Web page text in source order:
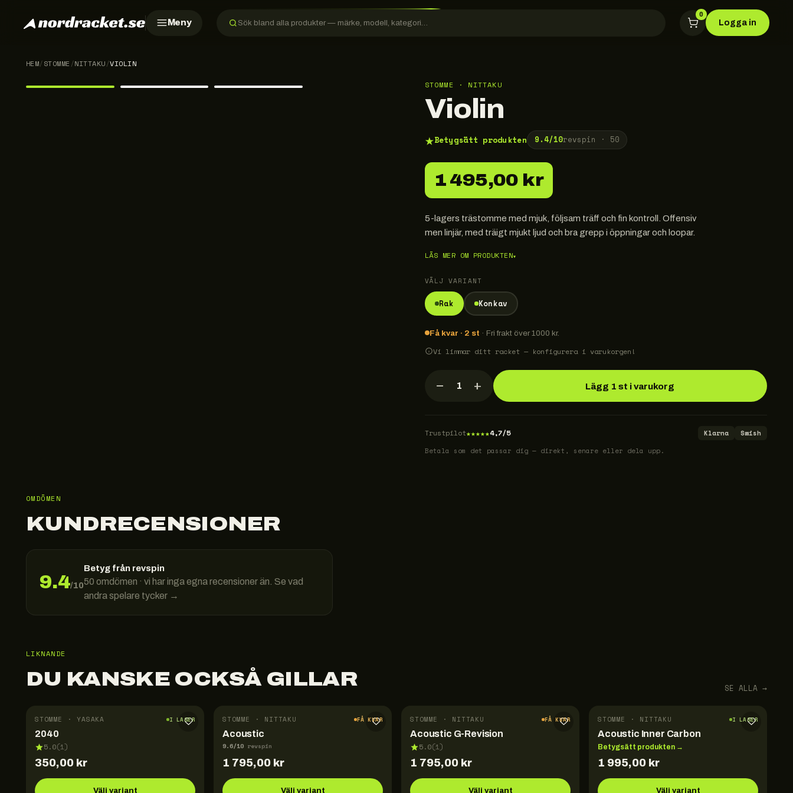
Meny
0
Logga in
HEM/STOMME /NITTAKU/VIOLIN
STOMME · NITTAKU
Violin
★Betygsätt produkten 9.4/10revspin · 50
1 495,00 kr
5-lagers trästomme med mjuk, följsam träff och fin kontroll. Offensiv
men linjär, med träigt mjukt ljud och bra grepp i öppningar och loopar.
LÄS MER OM PRODUKTEN▾
VÄLJ VARIANT
Rak Konkav
Få kvar · 2 st · Fri frakt över 1000 kr.
Vi limmar ditt racket — konfigurera i varukorgen!
− 1 + Lägg 1 st i varukorg
Trustpilot★★★★★4,7/5 Klarna
Swish
Betala som det passar dig — direkt, senare eller dela upp.
OMDÖMEN
KUNDRECENSIONER
9.4/10
Betyg från revspin
50 omdömen · vi har inga egna recensioner än. Se vad
andra spelare tycker →
LIKNANDE
DU KANSKE OCKSÅ GILLAR SE ALLA →
STOMME · YASAKA I LAGER
2040
5.0(1)
350,00 kr
Välj variant
STOMME · NITTAKU FÅ KVAR
Acoustic
9.6/10 revspin
1 795,00 kr
Välj variant
STOMME · NITTAKU FÅ KVAR
Acoustic G-Revision
5.0(1)
1 795,00 kr
Välj variant
STOMME · NITTAKU I LAGER
Acoustic Inner Carbon
Betygsätt produkten →
1 995,00 kr
Välj variant